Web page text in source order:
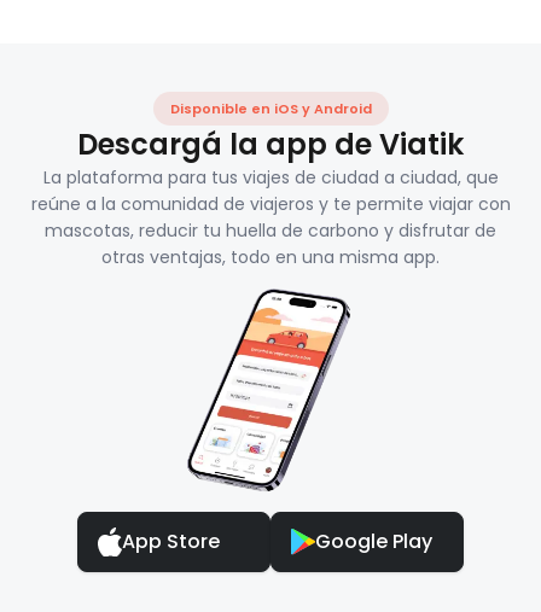
Disponible en iOS y Android
Descargá la app de Viatik
La plataforma para tus viajes de ciudad a ciudad, que
reúne a la comunidad de viajeros y te permite viajar con
mascotas, reducir tu huella de carbono y disfrutar de
otras ventajas, todo en una misma app.
App Store Google Play